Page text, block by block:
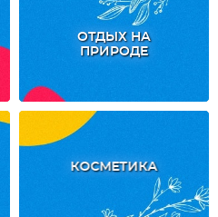
ОТДЫХ НА
ПРИРОДЕ
КОСМЕТИКА